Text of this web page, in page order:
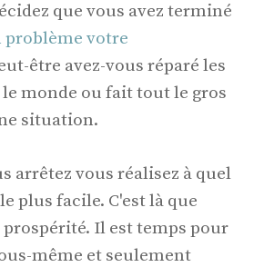
que vous avez terminé
votre
être avez-vous réparé les
monde ou fait tout le gros
situation.
arrêtez vous réalisez à quel
plus facile. C'est là que
Il est temps pour
même et seulement